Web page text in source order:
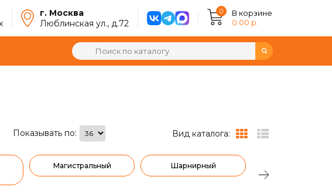
г. Москва
Люблинская ул., д.72
0
В корзине
0.00 р.
Показывать по: Вид каталога:
Магистральный Шарнирный